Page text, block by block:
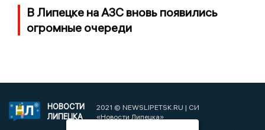
В Липецке на АЗС вновь появились
огромные очереди
НОВОСТИ
ЛИПЕЦКА
2021 © NEWSLIPETSK.RU | СИ
«Новости Липецка»